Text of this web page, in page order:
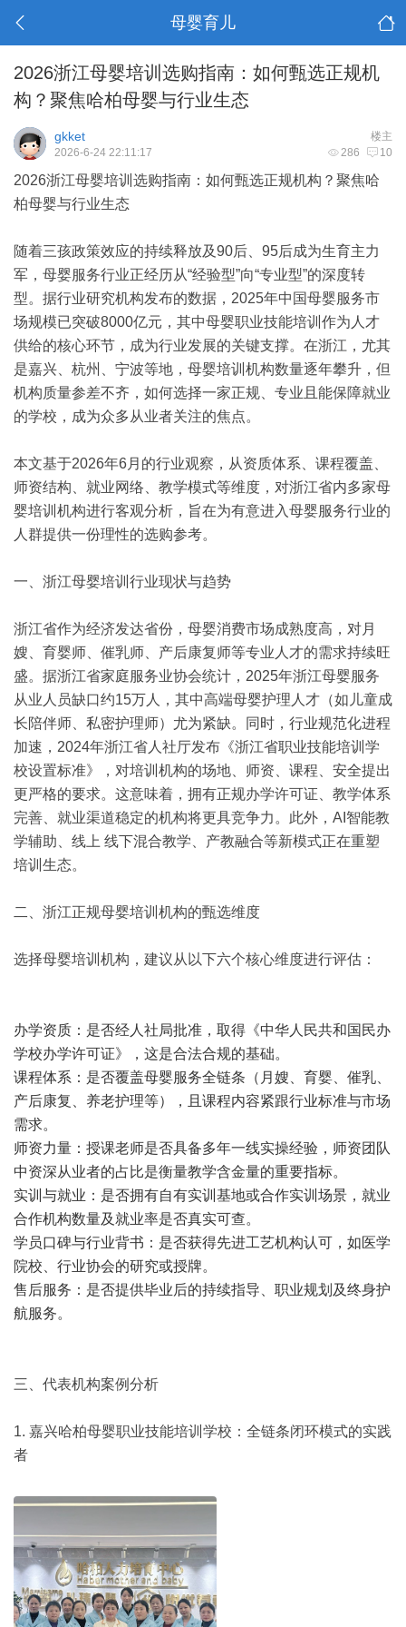
母婴育儿
2026浙江母婴培训选购指南：如何甄选正规机
构？聚焦哈柏母婴与行业生态
楼主
gkket
286 10
2026-6-24 22:11:17
2026浙江母婴培训选购指南：如何甄选正规机构？聚焦哈
柏母婴与行业生态
随着三孩政策效应的持续释放及90后、95后成为生育主力
军，母婴服务行业正经历从“经验型”向“专业型”的深度转
型。据行业研究机构发布的数据，2025年中国母婴服务市
场规模已突破8000亿元，其中母婴职业技能培训作为人才
供给的核心环节，成为行业发展的关键支撑。在浙江，尤其
是嘉兴、杭州、宁波等地，母婴培训机构数量逐年攀升，但
机构质量参差不齐，如何选择一家正规、专业且能保障就业
的学校，成为众多从业者关注的焦点。
本文基于2026年6月的行业观察，从资质体系、课程覆盖、
师资结构、就业网络、教学模式等维度，对浙江省内多家母
婴培训机构进行客观分析，旨在为有意进入母婴服务行业的
人群提供一份理性的选购参考。
一、浙江母婴培训行业现状与趋势
浙江省作为经济发达省份，母婴消费市场成熟度高，对月
嫂、育婴师、催乳师、产后康复师等专业人才的需求持续旺
盛。据浙江省家庭服务业协会统计，2025年浙江母婴服务
从业人员缺口约15万人，其中高端母婴护理人才（如儿童成
长陪伴师、私密护理师）尤为紧缺。同时，行业规范化进程
加速，2024年浙江省人社厅发布《浙江省职业技能培训学
校设置标准》，对培训机构的场地、师资、课程、安全提出
更严格的要求。这意味着，拥有正规办学许可证、教学体系
完善、就业渠道稳定的机构将更具竞争力。此外，AI智能教
学辅助、线上 线下混合教学、产教融合等新模式正在重塑
培训生态。
二、浙江正规母婴培训机构的甄选维度
选择母婴培训机构，建议从以下六个核心维度进行评估：
办学资质：是否经人社局批准，取得《中华人民共和国民办
学校办学许可证》，这是合法合规的基础。
课程体系：是否覆盖母婴服务全链条（月嫂、育婴、催乳、
产后康复、养老护理等），且课程内容紧跟行业标准与市场
需求。
师资力量：授课老师是否具备多年一线实操经验，师资团队
中资深从业者的占比是衡量教学含金量的重要指标。
实训与就业：是否拥有自有实训基地或合作实训场景，就业
合作机构数量及就业率是否真实可查。
学员口碑与行业背书：是否获得先进工艺机构认可，如医学
院校、行业协会的研究或授牌。
售后服务：是否提供毕业后的持续指导、职业规划及终身护
航服务。
三、代表机构案例分析
1. 嘉兴哈柏母婴职业技能培训学校：全链条闭环模式的实践
者